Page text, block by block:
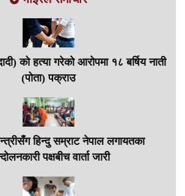
को हत्या गरेको आरोपमा १८ बर्षिय नाती
(पोता) पक्राउ
हिन्दु सम्राट नेपाल लगायतका
पक्षबीच वार्ता जारी